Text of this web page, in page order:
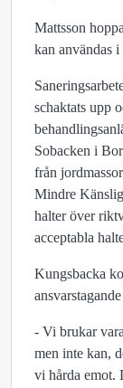
Mattsson
kan användas
schaktats upp
Sobacken i
från
Mindre
halter över
acceptabla
Kungsbacka
- Vi brukar
men inte kan,
vi hårda emot.